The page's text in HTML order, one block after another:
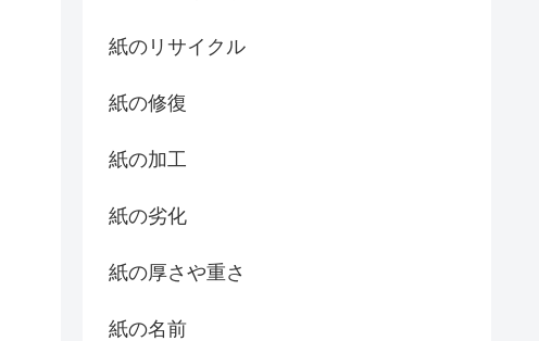
紙のリサイクル
紙の修復
紙の加工
紙の劣化
紙の厚さや重さ
紙の名前